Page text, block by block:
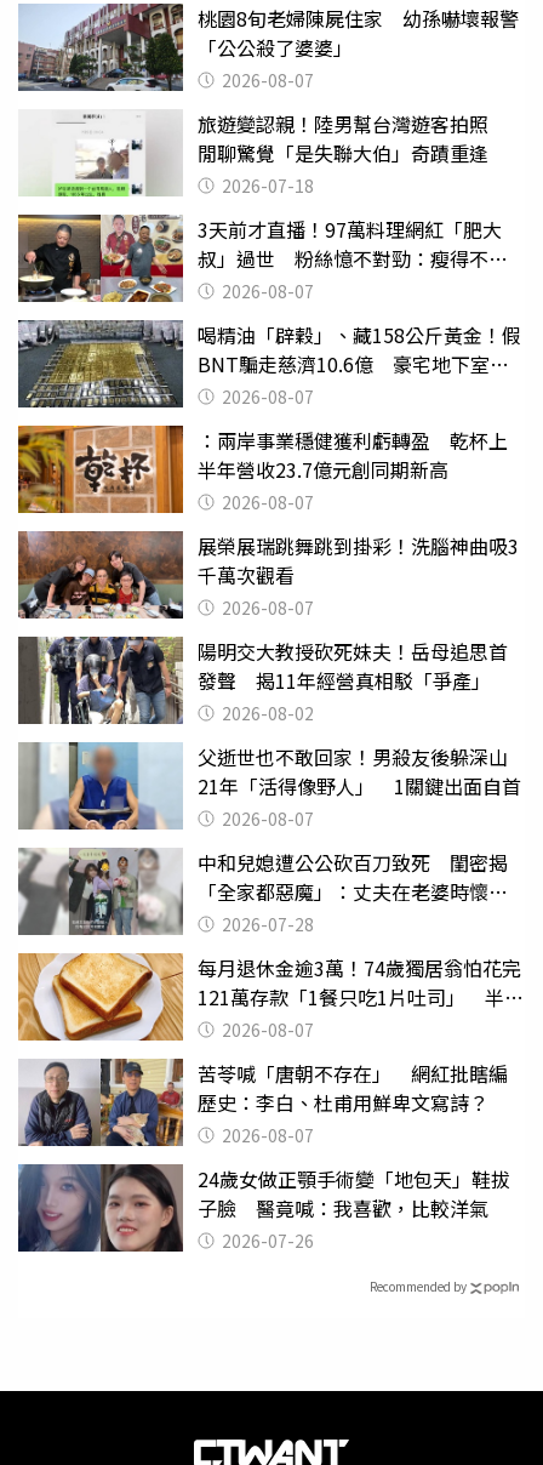
桃園8旬老婦陳屍住家 幼孫嚇壞報警
「公公殺了婆婆」
2026-08-07
旅遊變認親！陸男幫台灣遊客拍照
閒聊驚覺「是失聯大伯」奇蹟重逢
2026-07-18
3天前才直播！97萬料理網紅「肥大
叔」過世 粉絲憶不對勁：瘦得不合
理 2026-08-07
喝精油「辟穀」、藏158公斤黃金！假
BNT騙走慈濟10.6億 豪宅地下室竟
挖出乾鮑金庫
2026-08-07
：兩岸事業穩健獲利虧轉盈 乾杯上
半年營收23.7億元創同期新高
2026-08-07
展榮展瑞跳舞跳到掛彩！洗腦神曲吸3
千萬次觀看
2026-08-07
陽明交大教授砍死妹夫！岳母追思首
發聲 揭11年經營真相駁「爭產」
2026-08-02
父逝世也不敢回家！男殺友後躲深山
21年「活得像野人」 1關鍵出面自首
2026-08-07
中和兒媳遭公公砍百刀致死 閨密揭
「全家都惡魔」：丈夫在老婆時懷孕
摔東西
2026-07-28
每月退休金逾3萬！74歲獨居翁怕花完
121萬存款「1餐只吃1片吐司」 半年
後暴瘦嚇壞女兒
2026-08-07
苦苓喊「唐朝不存在」 網紅批瞎編
歷史：李白、杜甫用鮮卑文寫詩？
2026-08-07
24歲女做正顎手術變「地包天」鞋拔
子臉 醫竟喊：我喜歡，比較洋氣
2026-07-26
Recommended by